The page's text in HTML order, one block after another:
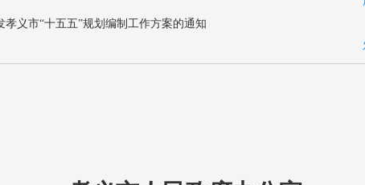
义市“十五五”规划编制工作方案的通知